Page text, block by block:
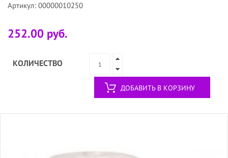
Артикул: 00000010250
252.00 руб.
КОЛИЧЕСТВО
ДОБАВИТЬ В КОРЗИНУ